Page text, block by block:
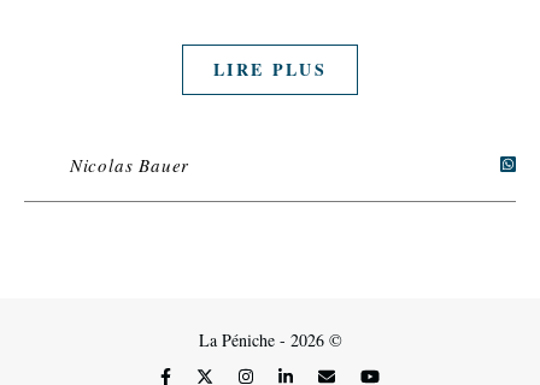
LIRE PLUS
Nicolas Bauer
La Péniche - 2026 ©